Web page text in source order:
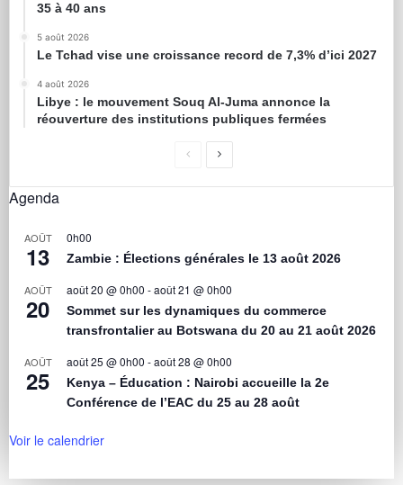
35 à 40 ans
5 août 2026
Le Tchad vise une croissance record de 7,3% d’ici 2027
4 août 2026
Libye : le mouvement Souq Al-Juma annonce la
réouverture des institutions publiques fermées
Agenda
AOÛT
13
0h00
Zambie : Élections générales le 13 août 2026
AOÛT
20
août 20 @ 0h00 -août 21 @ 0h00
Sommet sur les dynamiques du commerce
transfrontalier au Botswana du 20 au 21 août 2026
AOÛT
25
août 25 @ 0h00 -août 28 @ 0h00
Kenya – Éducation : Nairobi accueille la 2e
Conférence de l’EAC du 25 au 28 août
Voir le calendrier